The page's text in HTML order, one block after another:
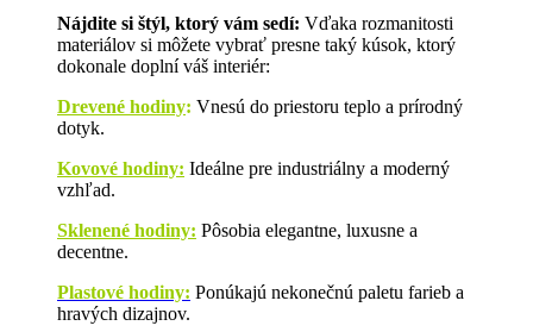
Nájdite si štýl, ktorý vám sedí: Vďaka rozmanitosti
materiálov si môžete vybrať presne taký kúsok, ktorý
dokonale doplní váš interiér:
Drevené hodiny: Vnesú do priestoru teplo a prírodný
dotyk.
Kovové hodiny: Ideálne pre industriálny a moderný
vzhľad.
Sklenené hodiny: Pôsobia elegantne, luxusne a
decentne.
Plastové hodiny: Ponúkajú nekonečnú paletu farieb a
hravých dizajnov.